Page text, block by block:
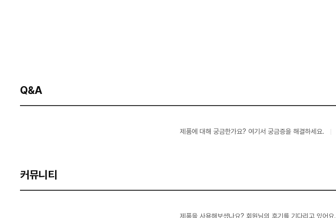
Q&A
제품에 대해 궁금한가요? 여기서 궁금증을 해결하세요.
커뮤니티
제품을 사용해보셨나요? 회원님의 후기를 기다리고 있어요.